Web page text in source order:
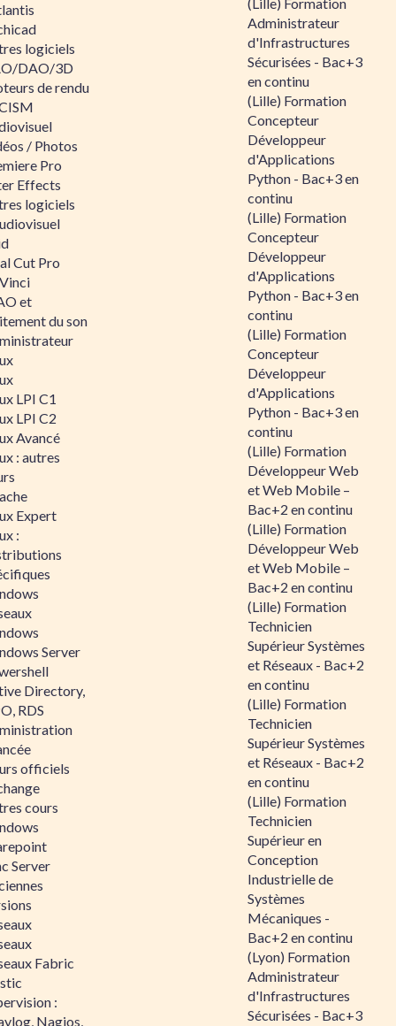
logiciels
DAO/3D
de rendu
/ Photos
Pro
Effects
logiciels
Cut Pro
et
du son
LPI C1
LPI C2
Avancé
: autres
Expert
:
Server
Directory,
RDS
officiels
cours
Server
Fabric
:
Nagios,
Administrateur
d'Infrastructures
Sécurisées - Bac+3
en continu
(Lille) Formation
Concepteur
Développeur
d'Applications
Python - Bac+3 en
continu
(Lille) Formation
Concepteur
Développeur
d'Applications
Python - Bac+3 en
continu
(Lille) Formation
Concepteur
Développeur
d'Applications
Python - Bac+3 en
continu
(Lille) Formation
Développeur Web
et Web Mobile –
Bac+2 en continu
(Lille) Formation
Développeur Web
et Web Mobile –
Bac+2 en continu
(Lille) Formation
Technicien
Supérieur Systèmes
et Réseaux - Bac+2
en continu
(Lille) Formation
Technicien
Supérieur Systèmes
et Réseaux - Bac+2
en continu
(Lille) Formation
Technicien
Supérieur en
Conception
Industrielle de
Systèmes
Mécaniques -
Bac+2 en continu
(Lyon) Formation
Administrateur
d'Infrastructures
Sécurisées - Bac+3